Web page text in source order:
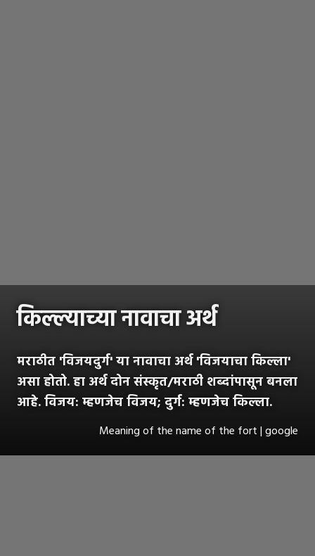
किल्ल्याच्या नावाचा अर्थ
मराठीत 'विजयदुर्ग' या नावाचा अर्थ 'विजयाचा किल्ला'
असा होतो. हा अर्थ दोन संस्कृत/मराठी शब्दांपासून बनला
आहे. विजय: म्हणजेच विजय; दुर्ग: म्हणजेच किल्ला.
Meaning of the name of the fort | google